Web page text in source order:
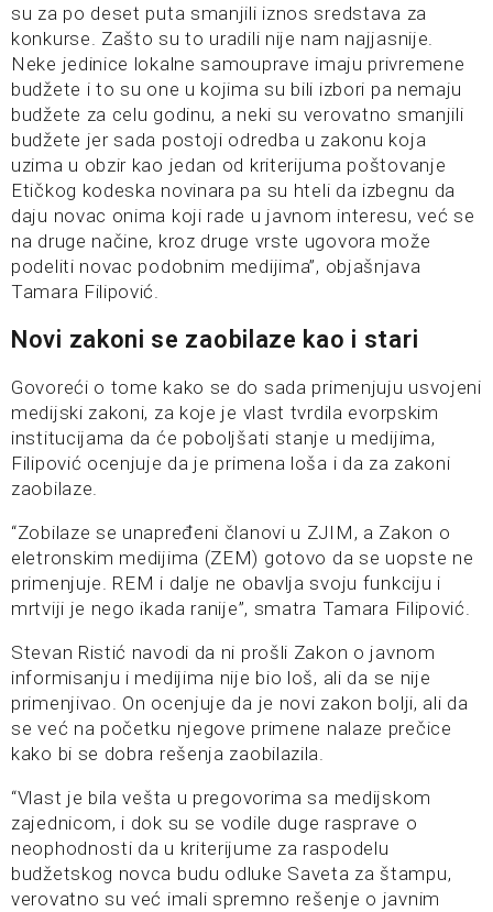
su za po deset puta smanjili iznos sredstava za
konkurse. Zašto su to uradili nije nam najjasnije.
Neke jedinice lokalne samouprave imaju privremene
budžete i to su one u kojima su bili izbori pa nemaju
budžete za celu godinu, a neki su verovatno smanjili
budžete jer sada postoji odredba u zakonu koja
uzima u obzir kao jedan od kriterijuma poštovanje
Etičkog kodeska novinara pa su hteli da izbegnu da
daju novac onima koji rade u javnom interesu, već se
na druge načine, kroz druge vrste ugovora može
podeliti novac podobnim medijima”, objašnjava
Tamara Filipović.
Novi zakoni se zaobilaze kao i stari
Govoreći o tome kako se do sada primenjuju usvojeni
medijski zakoni, za koje je vlast tvrdila evorpskim
institucijama da će poboljšati stanje u medijima,
Filipović ocenjuje da je primena loša i da za zakoni
zaobilaze.
“Zobilaze se unapređeni članovi u ZJIM, a Zakon o
eletronskim medijima (ZEM) gotovo da se uopste ne
primenjuje. REM i dalje ne obavlja svoju funkciju i
mrtviji je nego ikada ranije”, smatra Tamara Filipović.
Stevan Ristić navodi da ni prošli Zakon o javnom
informisanju i medijima nije bio loš, ali da se nije
primenjivao. On ocenjuje da je novi zakon bolji, ali da
se već na početku njegove primene nalaze prečice
kako bi se dobra rešenja zaobilazila.
“Vlast je bila vešta u pregovorima sa medijskom
zajednicom, i dok su se vodile duge rasprave o
neophodnosti da u kriterijume za raspodelu
budžetskog novca budu odluke Saveta za štampu,
verovatno su već imali spremno rešenje o javnim